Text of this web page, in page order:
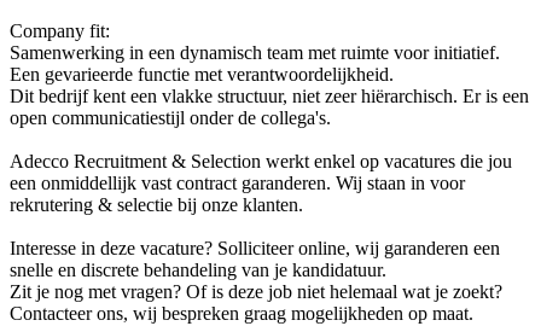
Company fit:
Samenwerking in een dynamisch team met ruimte voor initiatief.
Een gevarieerde functie met verantwoordelijkheid.
Dit bedrijf kent een vlakke structuur, niet zeer hiërarchisch. Er is een
open communicatiestijl onder de collega's.
Adecco Recruitment & Selection werkt enkel op vacatures die jou
een onmiddellijk vast contract garanderen. Wij staan in voor
rekrutering & selectie bij onze klanten.
Interesse in deze vacature? Solliciteer online, wij garanderen een
snelle en discrete behandeling van je kandidatuur.
Zit je nog met vragen? Of is deze job niet helemaal wat je zoekt?
Contacteer ons, wij bespreken graag mogelijkheden op maat.